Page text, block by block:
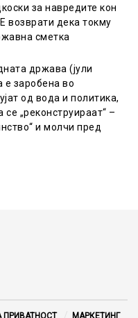
за навредите кон
дека токму
сметка
држава (јули
е заробена во
од вода и политика,
„реконструираат“ –
и молчи пред
ПРИВАТНОСТ МАРКЕТИНГ